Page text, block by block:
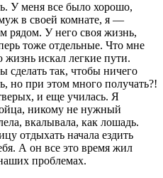
У меня все было хорошо,
в своей комнате, я —
рядом. У него своя жизнь,
тоже отдельные. Что мне
искал легкие пути.
сделать так, чтобы ничего
но при этом много получать?!
и еще училась. Я
никому не нужный
вкалывала, как лошадь.
отдыхать начала ездить
А он все это время жил
проблемах.